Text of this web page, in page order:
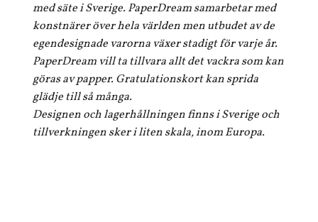
med säte i Sverige. PaperDream samarbetar med
konstnärer över hela världen men utbudet av de
egendesignade varorna växer stadigt för varje år.
PaperDream vill ta tillvara allt det vackra som kan
göras av papper. Gratulationskort kan sprida
glädje till så många.
Designen och lagerhållningen finns i Sverige och
tillverkningen sker i liten skala, inom Europa.